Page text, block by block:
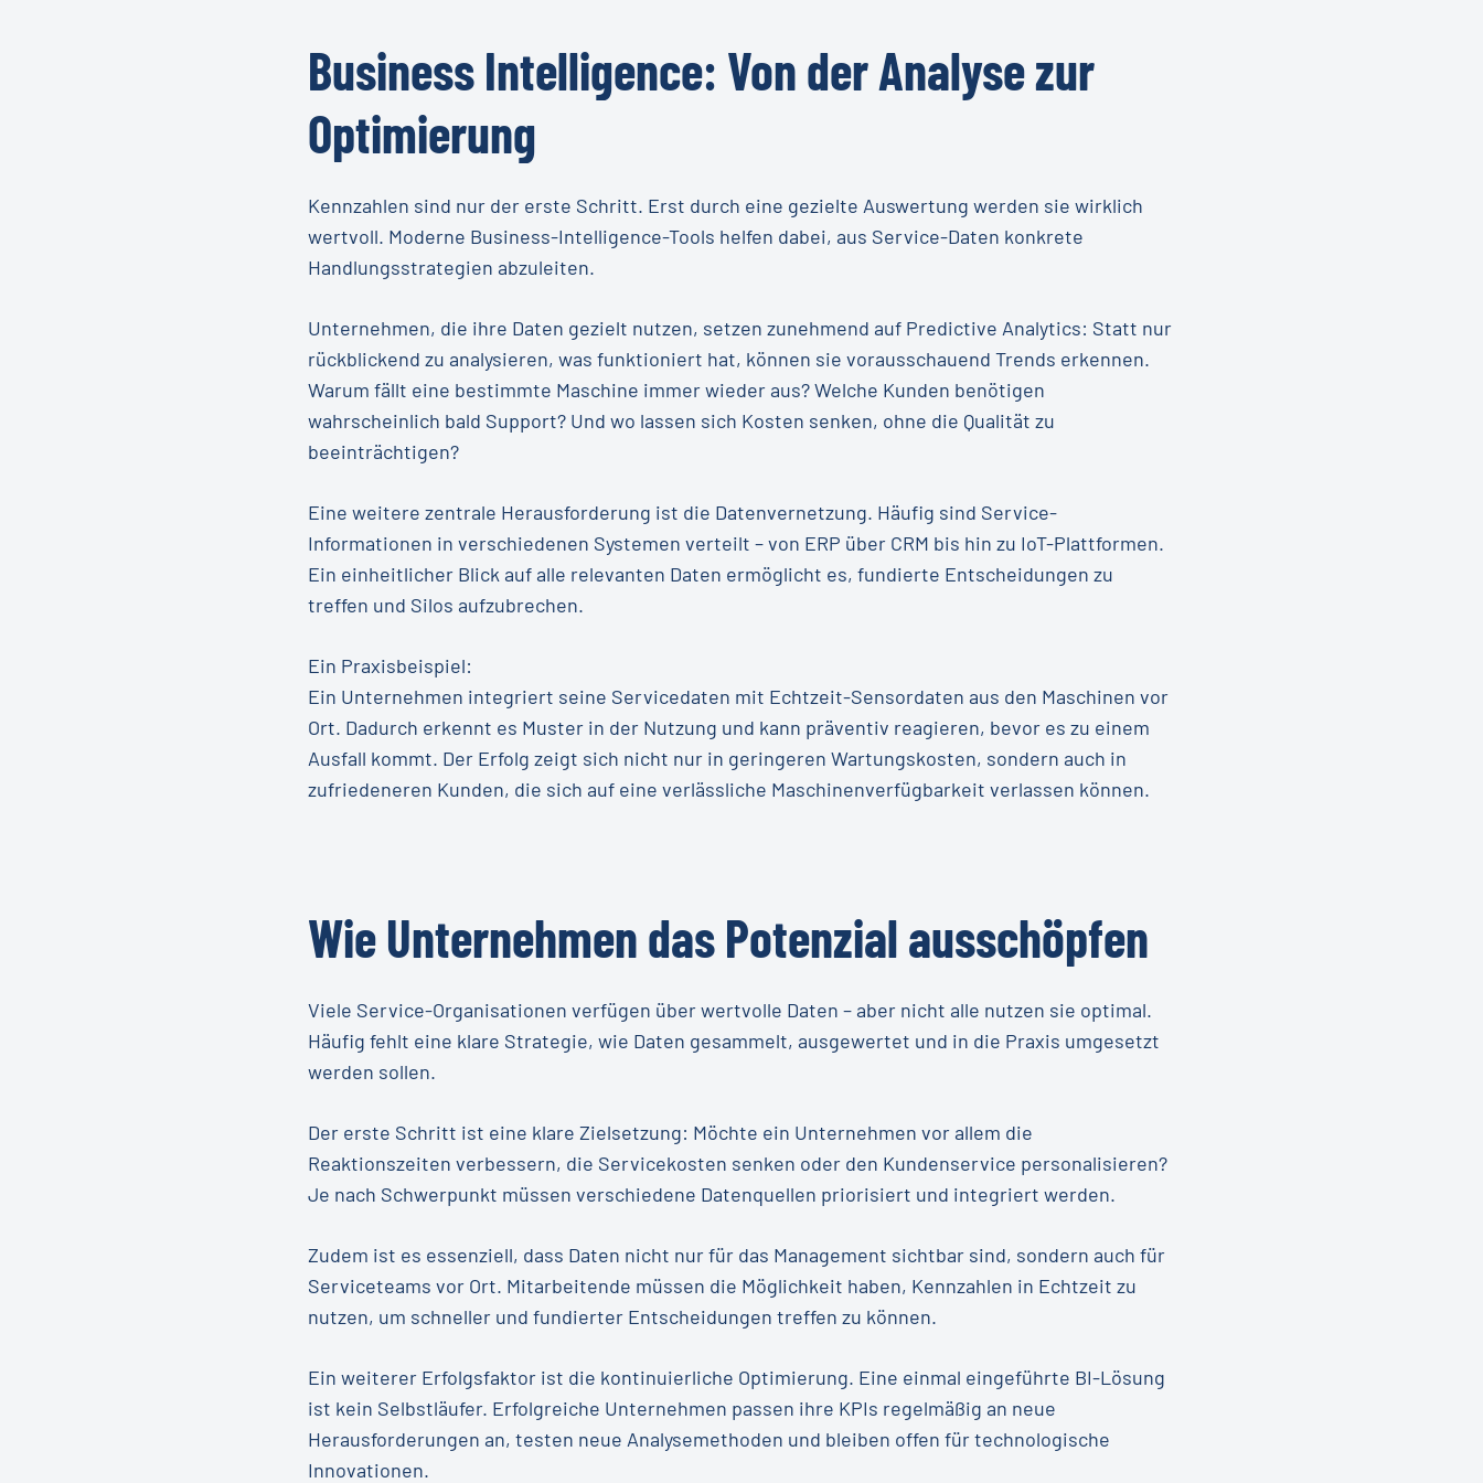
Remote-Support für schnellere Problemlösungen ohne Vor-Ort-Besuche
Personalisierte Serviceangebote basierend auf Kundendaten
Kontinuierliches Feedbackmanagement
Wie lassen sich die Kosten senken?
Einsatz von Chatbots für Standardanfragen
Self-Service-Portale zur Entlastung der Servicemitarbeiter
BusinessIntelligence: VonderAnalysezur
Optimierung
Kennzahlen sind nur der erste Schritt. Erst durch eine gezielte Auswertung werden sie wirklich
wertvoll. Moderne Business-Intelligence-Tools helfen dabei, aus Service-Daten konkrete
Handlungsstrategien abzuleiten.
Unternehmen, die ihre Daten gezielt nutzen, setzen zunehmend auf Predictive Analytics: Statt nur
rückblickend zu analysieren, was funktioniert hat, können sie vorausschauend Trends erkennen.
Warum fällt eine bestimmte Maschine immer wieder aus? Welche Kunden benötigen
wahrscheinlich bald Support? Und wo lassen sich Kosten senken, ohne die Qualität zu
beeinträchtigen?
Eine weitere zentrale Herausforderung ist die Datenvernetzung. Häufig sind Service-
Informationen in verschiedenen Systemen verteilt – von ERP über CRM bis hin zu IoT-Plattformen.
Ein einheitlicher Blick auf alle relevanten Daten ermöglicht es, fundierte Entscheidungen zu
treffen und Silos aufzubrechen.
Ein Praxisbeispiel:
Ein Unternehmen integriert seine Servicedaten mit Echtzeit-Sensordaten aus den Maschinen vor
Ort. Dadurch erkennt es Muster in der Nutzung und kann präventiv reagieren, bevor es zu einem
Ausfall kommt. Der Erfolg zeigt sich nicht nur in geringeren Wartungskosten, sondern auch in
zufriedeneren Kunden, die sich auf eine verlässliche Maschinenverfügbarkeit verlassen können.
WieUnternehmendasPotenzialausschöpfen
Viele Service-Organisationen verfügen über wertvolle Daten – aber nicht alle nutzen sie optimal.
Häufig fehlt eine klare Strategie, wie Daten gesammelt, ausgewertet und in die Praxis umgesetzt
werden sollen.
Der erste Schritt ist eine klare Zielsetzung: Möchte ein Unternehmen vor allem die
Reaktionszeiten verbessern, die Servicekosten senken oder den Kundenservice personalisieren?
Je nach Schwerpunkt müssen verschiedene Datenquellen priorisiert und integriert werden.
Zudem ist es essenziell, dass Daten nicht nur für das Management sichtbar sind, sondern auch für
Serviceteams vor Ort. Mitarbeitende müssen die Möglichkeit haben, Kennzahlen in Echtzeit zu
nutzen, um schneller und fundierter Entscheidungen treffen zu können.
Ein weiterer Erfolgsfaktor ist die kontinuierliche Optimierung. Eine einmal eingeführte BI-Lösung
ist kein Selbstläufer. Erfolgreiche Unternehmen passen ihre KPIs regelmäßig an neue
Herausforderungen an, testen neue Analysemethoden und bleiben offen für technologische
Innovationen.